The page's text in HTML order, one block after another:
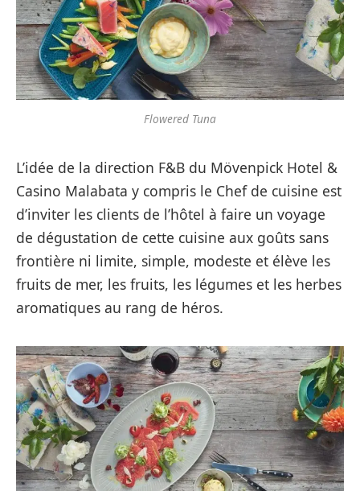
Flowered Tuna
L’idée de la direction F&B du Mövenpick Hotel &
Casino Malabata y compris le Chef de cuisine est
d’inviter les clients de l’hôtel à faire un voyage
de dégustation de cette cuisine aux goûts sans
frontière ni limite, simple, modeste et élève les
fruits de mer, les fruits, les légumes et les herbes
aromatiques au rang de héros.